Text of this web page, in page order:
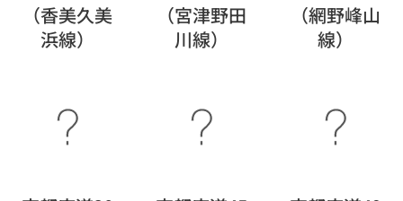
（香美久美
浜線）
（宮津野田
川線）
（網野峰山
線）